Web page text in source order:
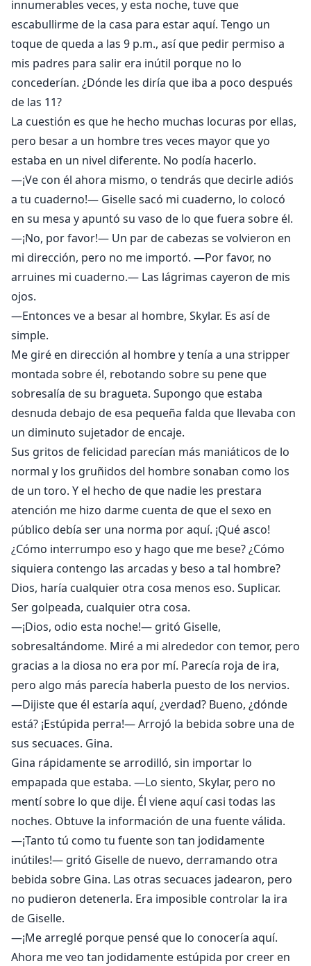
innumerables veces, y esta noche, tuve que
escabullirme de la casa para estar aquí. Tengo un
toque de queda a las 9 p.m., así que pedir permiso a
mis padres para salir era inútil porque no lo
concederían. ¿Dónde les diría que iba a poco después
de las 11?
La cuestión es que he hecho muchas locuras por ellas,
pero besar a un hombre tres veces mayor que yo
estaba en un nivel diferente. No podía hacerlo.
—¡Ve con él ahora mismo, o tendrás que decirle adiós
a tu cuaderno!— Giselle sacó mi cuaderno, lo colocó
en su mesa y apuntó su vaso de lo que fuera sobre él.
—¡No, por favor!— Un par de cabezas se volvieron en
mi dirección, pero no me importó. —Por favor, no
arruines mi cuaderno.— Las lágrimas cayeron de mis
ojos.
—Entonces ve a besar al hombre, Skylar. Es así de
simple.
Me giré en dirección al hombre y tenía a una stripper
montada sobre él, rebotando sobre su pene que
sobresalía de su bragueta. Supongo que estaba
desnuda debajo de esa pequeña falda que llevaba con
un diminuto sujetador de encaje.
Sus gritos de felicidad parecían más maniáticos de lo
normal y los gruñidos del hombre sonaban como los
de un toro. Y el hecho de que nadie les prestara
atención me hizo darme cuenta de que el sexo en
público debía ser una norma por aquí. ¡Qué asco!
¿Cómo interrumpo eso y hago que me bese? ¿Cómo
siquiera contengo las arcadas y beso a tal hombre?
Dios, haría cualquier otra cosa menos eso. Suplicar.
Ser golpeada, cualquier otra cosa.
—¡Dios, odio esta noche!— gritó Giselle,
sobresaltándome. Miré a mi alrededor con temor, pero
gracias a la diosa no era por mí. Parecía roja de ira,
pero algo más parecía haberla puesto de los nervios.
—Dijiste que él estaría aquí, ¿verdad? Bueno, ¿dónde
está? ¡Estúpida perra!— Arrojó la bebida sobre una de
sus secuaces. Gina.
Gina rápidamente se arrodilló, sin importar lo
empapada que estaba. —Lo siento, Skylar, pero no
mentí sobre lo que dije. Él viene aquí casi todas las
noches. Obtuve la información de una fuente válida.
—¡Tanto tú como tu fuente son tan jodidamente
inútiles!— gritó Giselle de nuevo, derramando otra
bebida sobre Gina. Las otras secuaces jadearon, pero
no pudieron detenerla. Era imposible controlar la ira
de Giselle.
—¡Me arreglé porque pensé que lo conocería aquí.
Ahora me veo tan jodidamente estúpida por creer en